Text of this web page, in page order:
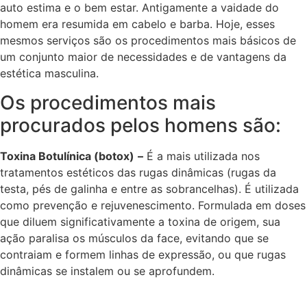
auto estima e o bem estar. Antigamente a vaidade do
homem era resumida em cabelo e barba. Hoje, esses
mesmos serviços são os procedimentos mais básicos de
um conjunto maior de necessidades e de vantagens da
estética masculina.
Os procedimentos mais
procurados pelos homens são:
Toxina Botulínica (botox) – É a mais utilizada nos
tratamentos estéticos das rugas dinâmicas (rugas da
testa, pés de galinha e entre as sobrancelhas). É utilizada
como prevenção e rejuvenescimento. Formulada em doses
que diluem significativamente a toxina de origem, sua
ação paralisa os músculos da face, evitando que se
contraiam e formem linhas de expressão, ou que rugas
dinâmicas se instalem ou se aprofundem.